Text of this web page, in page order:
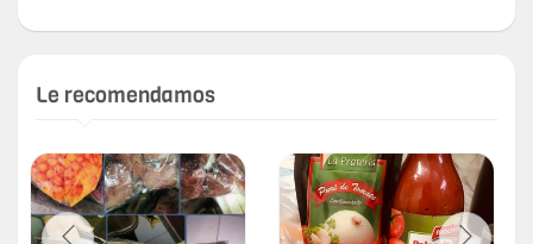
Le recomendamos